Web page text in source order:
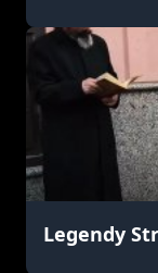
Legendy